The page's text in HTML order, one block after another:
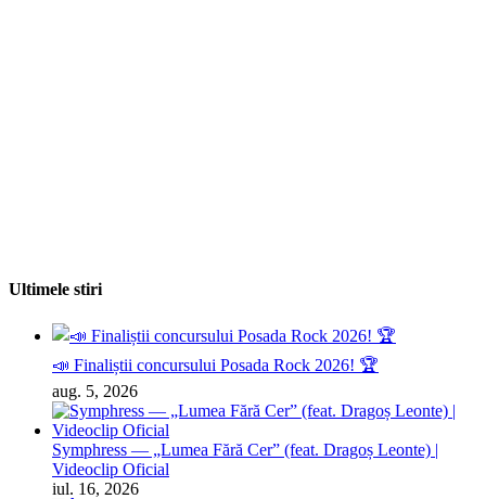
Ultimele stiri
📣 Finaliștii concursului Posada Rock 2026! 🏆
aug. 5, 2026
Symphress — „Lumea Fără Cer” (feat. Dragoș Leonte) |
Videoclip Oficial
iul. 16, 2026